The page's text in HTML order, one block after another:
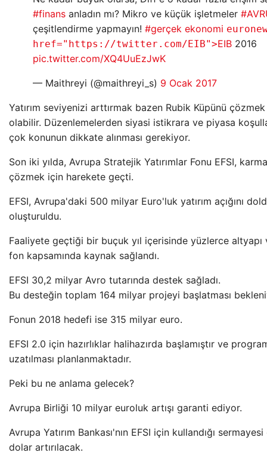
#finans anladın mı? Mikro ve küçük işletmeler
çeşitlendirme yapmayın! #gerçek ekonomi
href="https://twitter.com/EIB">EIB 2016
pic.twitter.com/XQ4UuEzJwK
— Maithreyi (@maithreyi_s) 9 Ocak 2017
Yatırım seviyenizi arttırmak bazen Rubik Küpünü
olabilir. Düzenlemelerden siyasi istikrara ve piyasa
çok konunun dikkate alınması gerekiyor.
Son iki yılda, Avrupa Stratejik Yatırımlar Fonu EFSI,
çözmek için harekete geçti.
EFSI, Avrupa'daki 500 milyar Euro'luk yatırım açığını
oluşturuldu.
Faaliyete geçtiği bir buçuk yıl içerisinde yüzlerce altyapı
fon kapsamında kaynak sağlandı.
EFSI 30,2 milyar Avro tutarında destek sağladı.
Bu desteğin toplam 164 milyar projeyi başlatması
Fonun 2018 hedefi ise 315 milyar euro.
EFSI 2.0 için hazırlıklar halihazırda başlamıştır ve
uzatılması planlanmaktadır.
Peki bu ne anlama gelecek?
Avrupa Birliği 10 milyar euroluk artışı garanti ediyor.
Avrupa Yatırım Bankası'nın EFSI için kullandığı
dolar artırılacak.